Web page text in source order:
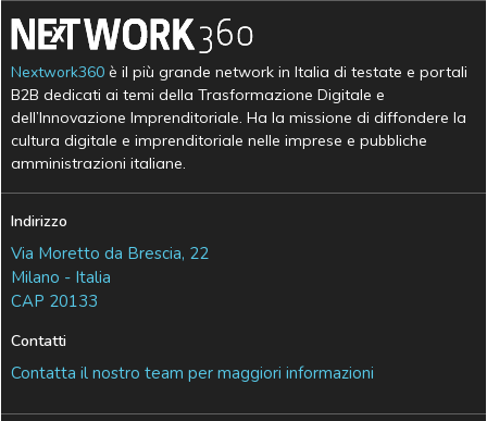
Nextwork360 è il più grande network in Italia di testate e portali
B2B dedicati ai temi della Trasformazione Digitale e
dell’Innovazione Imprenditoriale. Ha la missione di diffondere la
cultura digitale e imprenditoriale nelle imprese e pubbliche
amministrazioni italiane.
Indirizzo
Via Moretto da Brescia, 22
Milano - Italia
CAP 20133
Contatti
Contatta il nostro team per maggiori informazioni